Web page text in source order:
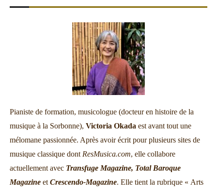
Pianiste de formation, musicologue (docteur en histoire de la
musique à la Sorbonne), Victoria Okada est avant tout une
mélomane passionnée. Après avoir écrit pour plusieurs sites de
musique classique dont ResMusica.com, elle collabore
actuellement avec Transfuge Magazine, Total Baroque
Magazine et Crescendo-Magazine. Elle tient la rubrique « Arts